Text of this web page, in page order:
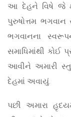
આ દેહને વિષે જે
પુરુષોત્તમ
ભગવાનના
સમાધિમાંથી કોઈ
આવીને અમારી
દેહમાં અવાયું.
પછી અમારા